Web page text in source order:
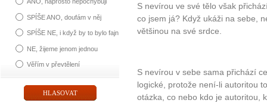
SPÍŠE ANO, doufám v něj
SPÍŠE NE, i když by to bylo fajn
NE, žijeme jenom jednou
Věřím v převtělení
S nevírou ve své tělo však
co jsem já? Když ukáži na sebe,
většinou na své srdce.
S nevírou v sebe sama přichází
logické, protože není-li autoritou
otázka, co nebo kdo je autoritou,